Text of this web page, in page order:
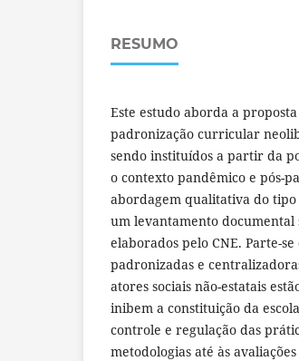
RESUMO
Este estudo aborda a
padronização curricular
sendo instituídos a partir da
o contexto pandêmico e pós-
abordagem qualitativa do
um levantamento
elaborados pelo CNE. Parte-
padronizadas e
atores sociais não-estatais
inibem a constituição da
controle e regulação das
metodologias até às